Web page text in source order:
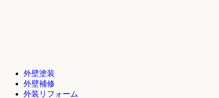
外壁塗装
外壁補修
外装リフォーム